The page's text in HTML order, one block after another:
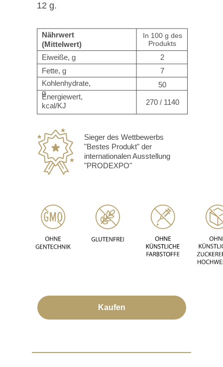
12 g.
Nährwert
(Mittelwert)
Energiewert,
kcal/KJ
Kohlenhydrate,
g
Eiweiße, g
Fette, g
2
7
50
270 / 1140
In 100 g des
Produkts
Sieger des Wettbewerbs
"Bestes Produkt" der
internationalen Ausstellung
"PRODEXPO"
Kaufen